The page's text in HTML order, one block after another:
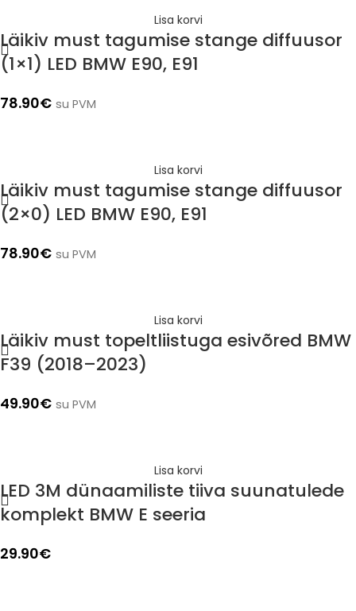
Lisa korvi
Läikiv must tagumise stange diffuusor
(1×1) LED BMW E90, E91
78.90€ su PVM
Lisa korvi
Läikiv must tagumise stange diffuusor
(2×0) LED BMW E90, E91
78.90€ su PVM
Lisa korvi
Läikiv must topeltliistuga esivõred BMW
F39 (2018–2023)
49.90€ su PVM
Lisa korvi
LED 3M dünaamiliste tiiva suunatulede
komplekt BMW E seeria
29.90€